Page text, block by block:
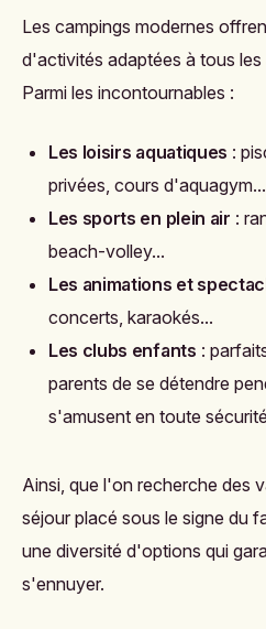
Les campings modernes
d'activités adaptées à tous
Parmi les incontournables :
Les loisirs aquatiques :
privées, cours d'aquagym...
Les sports en plein air :
beach-volley...
Les animations et
concerts, karaokés...
Les clubs enfants :
parents de se détendre
s'amusent en toute
Ainsi, que l'on recherche des
séjour placé sous le signe du
une diversité d'options qui
s'ennuyer.